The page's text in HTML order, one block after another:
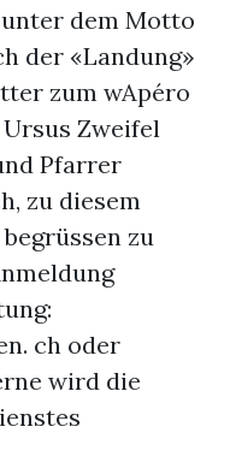
dem Motto
der «Landung»
zum wApéro
Zweifel
Pfarrer
zu diesem
zu
ch oder
wird die